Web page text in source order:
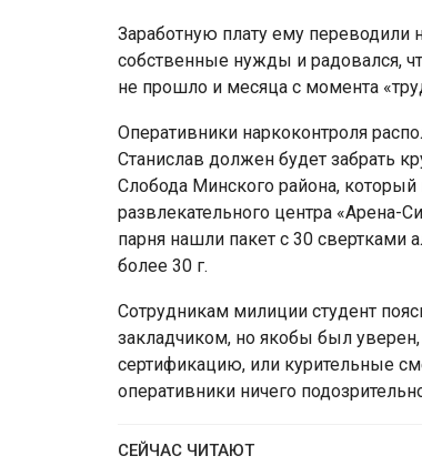
Заработную плату ему переводили
собственные нужды и радовался,
не прошло и месяца с момента
Оперативники наркоконтроля
Станислав должен будет забрать
Слобода Минского района,
развлекательного центра «Арена-
парня нашли пакет с 30 свертками
более 30 г.
Сотрудникам милиции студент
закладчиком, но якобы был
сертификацию, или курительные
оперативники ничего
СЕЙЧАС ЧИТАЮТ